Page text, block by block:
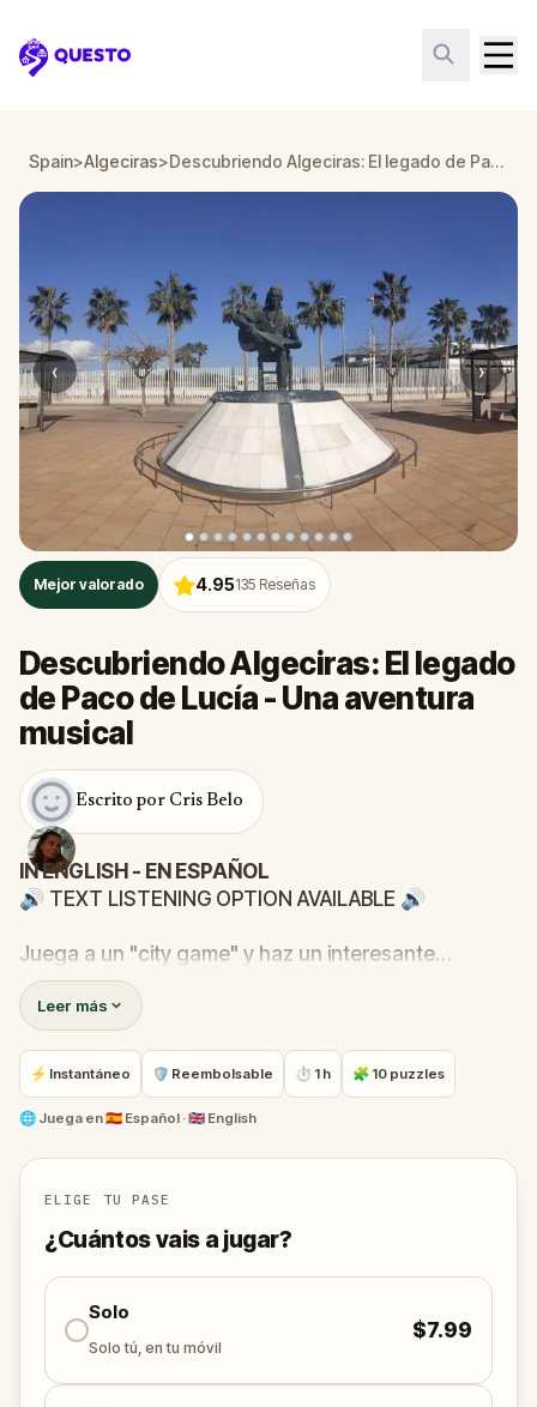
Questo
Spain>Algeciras> Descubriendo Algeciras: El legado de Paco de Lucía - Una aventura musical
‹ ›
Mejor valorado 4.95135 Reseñas
Descubriendo Algeciras: El legado
de Paco de Lucía - Una aventura
musical
Escrito por Cris Belo
IN ENGLISH - EN ESPAÑOL
🔊 TEXT LISTENING OPTION AVAILABLE 🔊
Juega a un "city game" y haz un interesante
recorrido por la ciudad, en el que seguirás pistas y
resolverás enigmas para descubrir lugares
emblemáticos, y curiosas historias sobre el gran
guitarrista Paco de Lucía y su ciudad natal.
Puedes explorar por tu cuenta, ¡sin necesidad de
siempre y puedes jugar tantas veces como quieras
🤩.
¿Empezamos la aventura?
Leer más
⚡ Instantáneo 🛡 Reembolsable ⏱ 1 h 🧩 10 puzzles
🌐 Juega en🇪🇸 Español · 🇬🇧 English
ELIGE TU PASE
¿Cuántos vais a jugar?
Solo
Solo tú, en tu móvil
$7.99